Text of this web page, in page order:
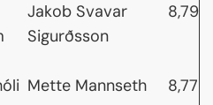
Jakob Svavar
Sigurðsson
8,79
Mette Mannseth 8,77